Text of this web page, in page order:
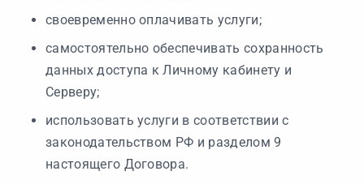
своевременно оплачивать услуги;
самостоятельно обеспечивать сохранность
данных доступа к Личному кабинету и
Серверу;
использовать услуги в соответствии с
законодательством РФ и разделом 9
настоящего Договора.